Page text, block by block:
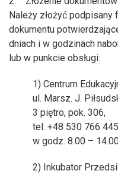
Należy złożyć
dokumentu
dniach i w godzinach
lub w punkcie obsługi:
1) Centrum
ul. Marsz. J.
3 piętro, pok. 306,
tel. +48 530 766 445
w godz. 8.00 –
2) Inkubator